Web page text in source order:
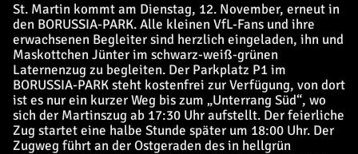
St. Martin kommt am Dienstag, 12. November, erneut in
den BORUSSIA-PARK. Alle kleinen VfL-Fans und ihre
erwachsenen Begleiter sind herzlich eingeladen, ihn und
Maskottchen Jünter im schwarz-weiß-grünen
Laternenzug zu begleiten. Der Parkplatz P1 im
BORUSSIA-PARK steht kostenfrei zur Verfügung, von dort
ist es nur ein kurzer Weg bis zum „Unterrang Süd“, wo
sich der Martinszug ab 17:30 Uhr aufstellt. Der feierliche
Zug startet eine halbe Stunde später um 18:00 Uhr. Der
Zugweg führt an der Ostgeraden des in hellgrün